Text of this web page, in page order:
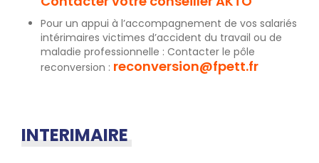
Pour un appui à l’accompagnement de vos salariés
intérimaires victimes d’accident du travail ou de
maladie professionnelle : Contacter le pôle
reconversion : reconversion@fpett.fr
INTERIMAIRE